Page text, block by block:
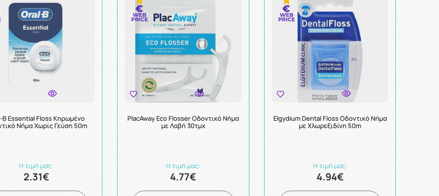
B Essential Floss Κηρωμένο
Νήμα Χωρίς Γεύση 50m
Η τιμή μας:
2.31€
PlacAway Eco Flosser Οδοντικό Νήμα
με Λαβή 30τμχ
Η τιμή μας:
4.77€
Elgydium Dental Floss Οδοντικό Νήμα
με Χλωρεξιδίνη 50m
Η τιμή μας:
4.94€